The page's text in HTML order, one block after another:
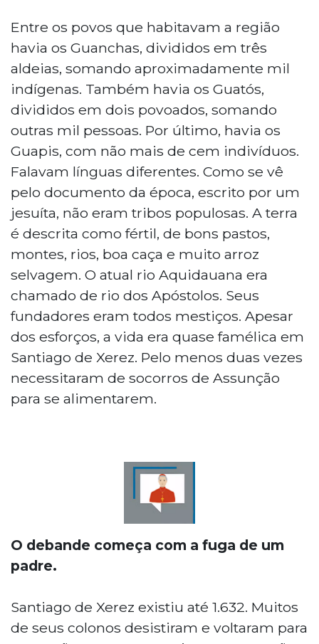
Entre os povos que habitavam a região
havia os Guanchas, divididos em três
aldeias, somando aproximadamente mil
indígenas. Também havia os Guatós,
divididos em dois povoados, somando
outras mil pessoas. Por último, havia os
Guapis, com não mais de cem indivíduos.
Falavam línguas diferentes. Como se vê
pelo documento da época, escrito por um
jesuíta, não eram tribos populosas. A terra
é descrita como fértil, de bons pastos,
montes, rios, boa caça e muito arroz
selvagem. O atual rio Aquidauana era
chamado de rio dos Apóstolos. Seus
fundadores eram todos mestiços. Apesar
dos esforços, a vida era quase famélica em
Santiago de Xerez. Pelo menos duas vezes
necessitaram de socorros de Assunção
para se alimentarem.
O debande começa com a fuga de um
padre.
Santiago de Xerez existiu até 1.632. Muitos
de seus colonos desistiram e voltaram para